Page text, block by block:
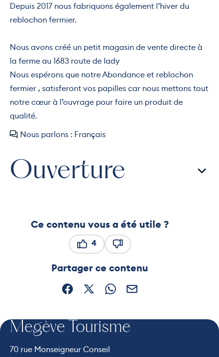
Depuis 2017 nous fabriquons également l’hiver du
reblochon fermier.
Nous avons créé un petit magasin de vente directe à
la ferme au 1683 route de lady
Nous espérons que notre Abondance et reblochon
fermier , satisferont vos papilles car nous mettons tout
notre cœur à l’ouvrage pour faire un produit de
qualité.
Nous parlons : Français
Ouverture
Ce contenu vous a été utile ?
4
Partager ce contenu
Partager sur Facebook (nouvelle fenêtre)
Partager sur X / Twitter (nouvelle
Partager sur WhatsApp
Partager par mail
Megève Tourisme
70 rue Monseigneur Conseil